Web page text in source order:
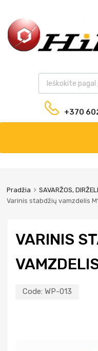
+370
Pradžia SAVARŽOS,
Varinis stabdžių vamzdelis
VARINIS
Code: WP-013